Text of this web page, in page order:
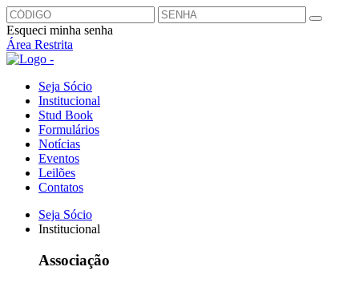
Esqueci minha senha
Área Restrita
Seja Sócio
Institucional
Stud Book
Formulários
Notícias
Eventos
Leilões
Contatos
Seja Sócio
Institucional
Associação